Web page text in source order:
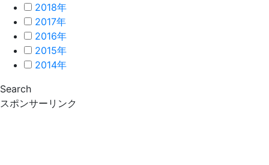
2018年
2017年
2016年
2015年
2014年
Search
スポンサーリンク